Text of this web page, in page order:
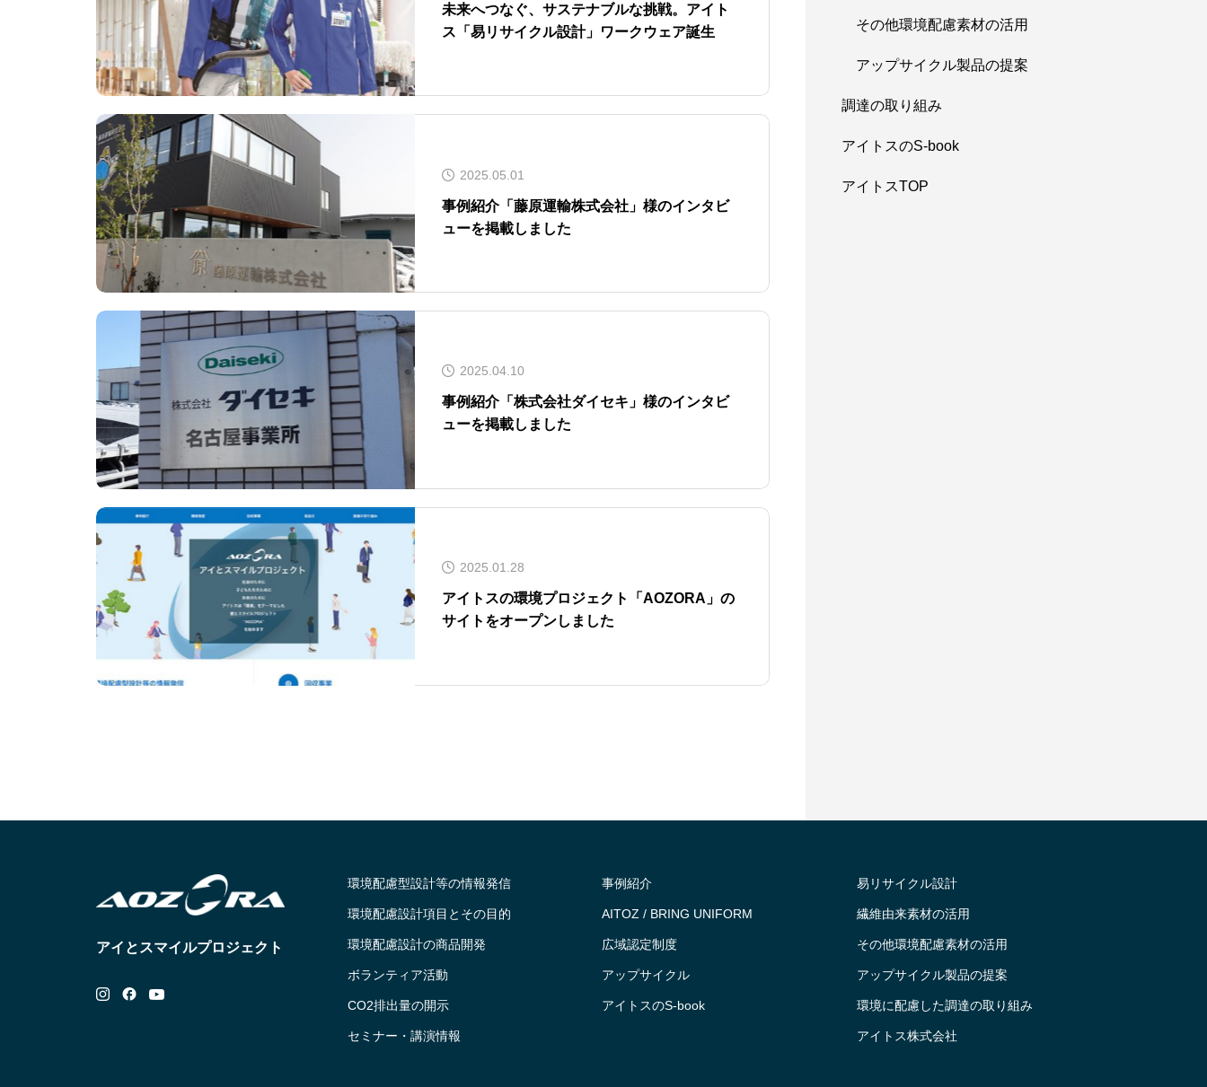
未来へつなぐ、サステナブルな挑戦。アイト
ス「易リサイクル設計」ワークウェア誕生
2025.05.01
事例紹介「藤原運輸株式会社」様のインタビ
ューを掲載しました
2025.04.10
事例紹介「株式会社ダイセキ」様のインタビ
ューを掲載しました
2025.01.28
アイトスの環境プロジェクト「AOZORA」の
サイトをオープンしました
その他環境配慮素材の活用
アップサイクル製品の提案
調達の取り組み
アイトスのS-book
アイトスTOP
環境配慮型設計等の情報発信
環境配慮設計項目とその目的
環境配慮設計の商品開発
ボランティア活動
CO2排出量の開示
セミナー・講演情報
事例紹介
AITOZ / BRING UNIFORM
広域認定制度
アップサイクル
アイトスのS-book
易リサイクル設計
繊維由来素材の活用
その他環境配慮素材の活用
アップサイクル製品の提案
環境に配慮した調達の取り組み
アイトス株式会社
アイとスマイルプロジェクト